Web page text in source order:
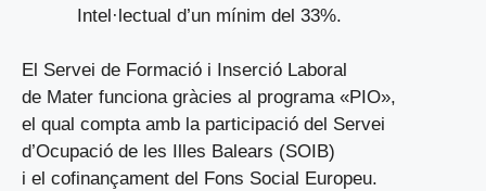
Intel·lectual d’un mínim del 33%.
El Servei de Formació i Inserció Laboral
de Mater funciona gràcies al programa «PIO»,
el qual compta amb la participació del Servei
d’Ocupació de les Illes Balears (SOIB)
i el cofinançament del Fons Social Europeu.